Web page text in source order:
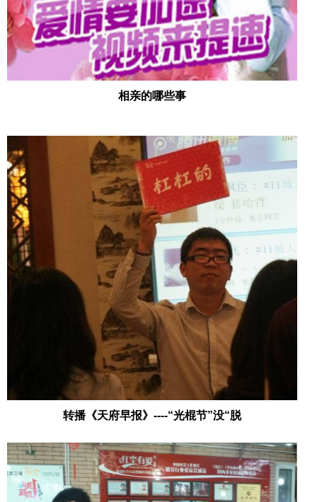
相亲的哪些事
转播《天府早报》----“光棍节”没“脱